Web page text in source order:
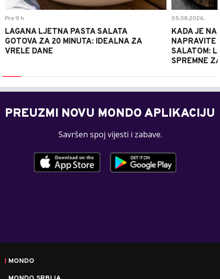
Pre 9 h
LAGANA LJETNA PASTA SALATA
GOTOVA ZA 20 MINUTA: IDEALNA ZA
VRELE DANE
05.08.2026.
KADA JE
NAPRAVITE
SALATOM:
SPREMNE
PREUZMI NOVU MONDO APLIKACIJU
Savršen spoj vijesti i zabave.
MONDO